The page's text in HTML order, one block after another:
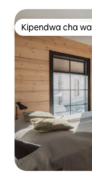
Kipendwa cha
Kipendwa cha